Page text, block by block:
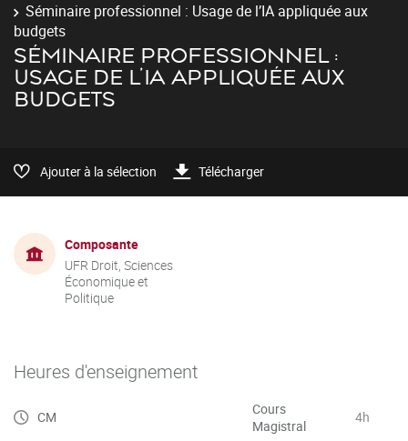
Séminaire professionnel : Usage de l’IA appliquée aux
budgets
SÉMINAIRE PROFESSIONNEL :
USAGE DE L’IA APPLIQUÉE AUX
BUDGETS
Ajouter à la sélection Télécharger
Composante
UFR Droit, Sciences
Économique et
Politique
Heures d'enseignement
CM
Cours
Magistral
4h